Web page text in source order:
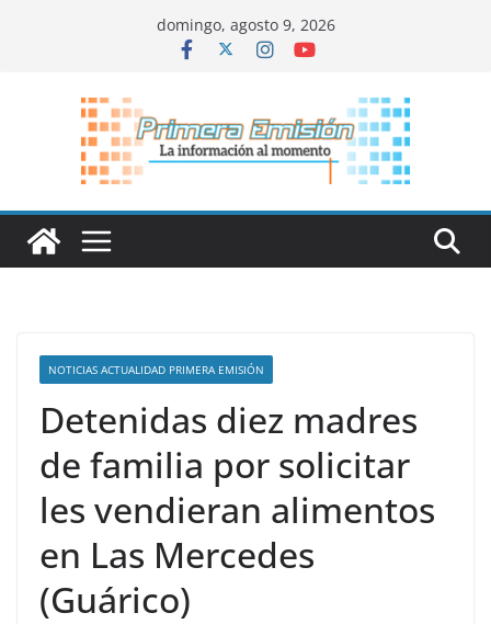
domingo, agosto 9, 2026
NOTICIAS ACTUALIDAD PRIMERA EMISIÓN
Detenidas diez madres
de familia por solicitar
les vendieran alimentos
en Las Mercedes
(Guárico)